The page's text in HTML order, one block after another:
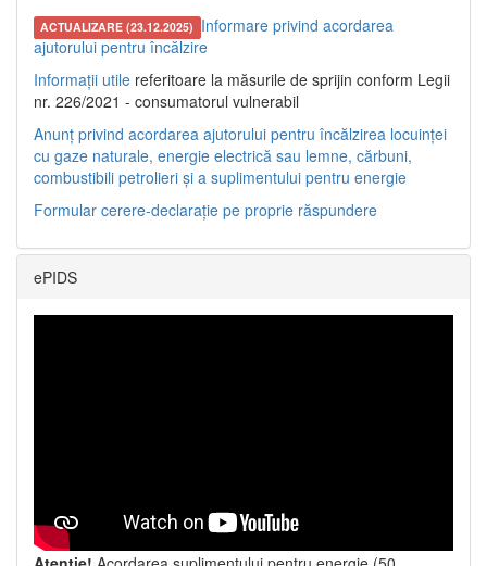
ACTUALIZARE (23.12.2025) Informare privind acordarea
ajutorului pentru încălzire
Informații utile referitoare la măsurile de sprijin conform Legii
nr. 226/2021 - consumatorul vulnerabil
Anunț privind acordarea ajutorului pentru încălzirea locuinței
cu gaze naturale, energie electrică sau lemne, cărbuni,
combustibili petrolieri și a suplimentului pentru energie
Formular cerere-declarație pe proprie răspundere
ePIDS